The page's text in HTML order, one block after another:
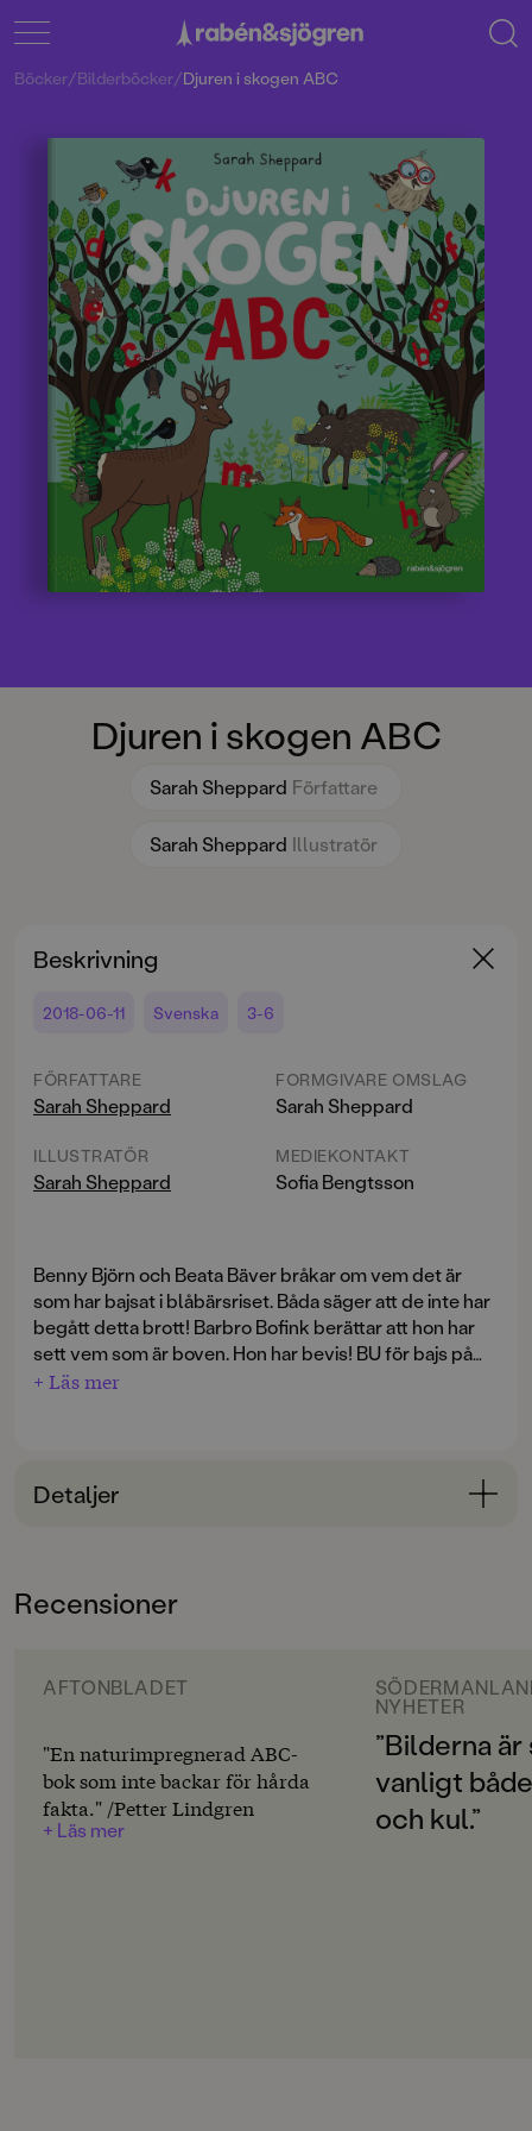
Djuren i skogen ABC
Sarah Sheppard Författare
Sarah Sheppard Illustratör
Böcker/Bilderböcker/Djuren i skogen ABC
Beskrivning
2018-06-11 Svenska 3-6
FÖRFATTARE
Sarah Sheppard
ILLUSTRATÖR
Sarah Sheppard
FORMGIVARE OMSLAG
Sarah Sheppard
MEDIEKONTAKT
Sofia Bengtsson
Benny Björn och Beata Bäver bråkar om vem det är
som har bajsat i blåbärsriset. Båda säger att de inte har
begått detta brott! Barbro Bofink berättar att hon har
sett vem som är boven. Hon har bevis! BU för bajs på
blåbär! ropar Benny och Beata.
knasiga grejer. Lär dig om alfabetet med Sarah
Sheppards Djuren i skogen. En abc-bok fylld med
+ Läs mer
Detaljer
3-6
Svenska
Svenska
SERIE
Djuren i skogen
Recensioner
AFTONBLADET
"En naturimpregnerad ABC-
bok som inte backar för hårda
fakta." /Petter Lindgren
+ Läs mer
NYHETER
”Bilderna
vanligt
och kul.”